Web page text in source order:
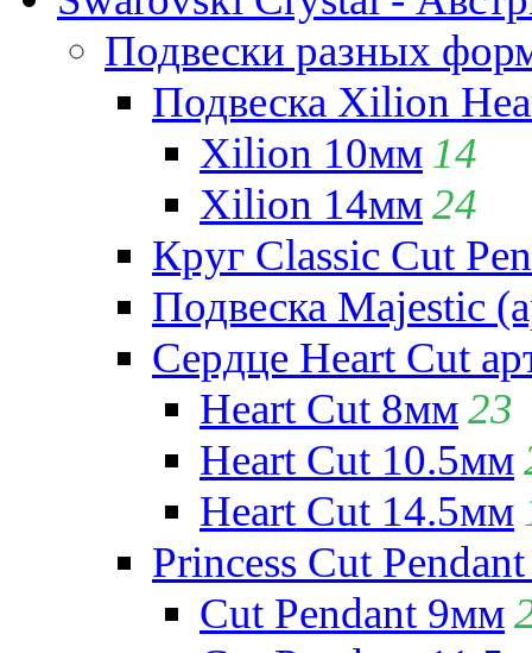
Подвески разных
Подвеска Xilion
Xilion 10мм 14
Xilion 14мм24
Круг Classic Cut
Подвеска Majestic
Сердце Heart Cut
Heart Cut 8мм23
Heart Cut 10.5мм
Heart Cut 14.5мм
Princess Cut
Cut Pendant 9мм